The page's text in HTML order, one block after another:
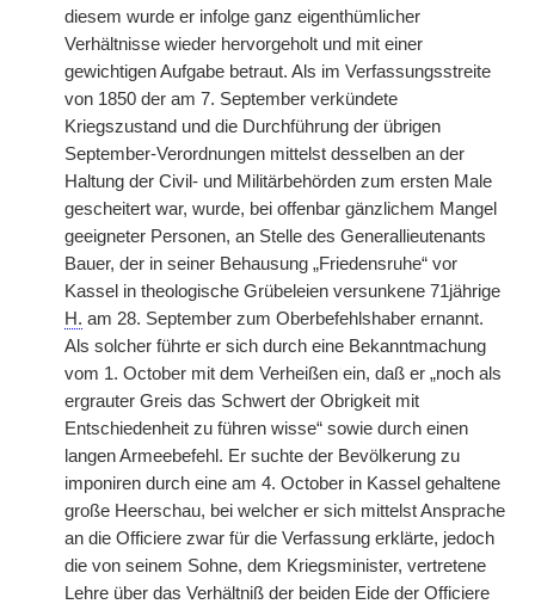
diesem wurde er infolge ganz eigenthümlicher
Verhältnisse wieder hervorgeholt und mit einer
gewichtigen Aufgabe betraut. Als im Verfassungsstreite
von 1850 der am 7. September verkündete
Kriegszustand und die Durchführung der übrigen
September-Verordnungen mittelst desselben an der
Haltung der Civil- und Militärbehörden zum ersten Male
gescheitert war, wurde, bei offenbar gänzlichem Mangel
geeigneter Personen, an Stelle des Generallieutenants
Bauer, der in seiner Behausung „Friedensruhe“ vor
Kassel in theologische Grübeleien versunkene 71jährige
H. am 28. September zum Oberbefehlshaber ernannt.
Als solcher führte er sich durch eine Bekanntmachung
vom 1. October mit dem Verheißen ein, daß er „noch als
ergrauter Greis das Schwert der Obrigkeit mit
Entschiedenheit zu führen wisse“ sowie durch einen
langen Armeebefehl. Er suchte der Bevölkerung zu
imponiren durch eine am 4. October in Kassel gehaltene
große Heerschau, bei welcher er sich mittelst Ansprache
an die Officiere zwar für die Verfassung erklärte, jedoch
die von seinem Sohne, dem Kriegsminister, vertretene
Lehre über das Verhältniß der beiden Eide der Officiere